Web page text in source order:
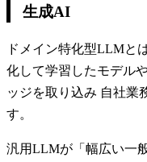
生成AI
ドメイン特化型LLMと
化して学習したモデル
ッジを取り込み 自社業
す。
汎用LLMが「幅広い一